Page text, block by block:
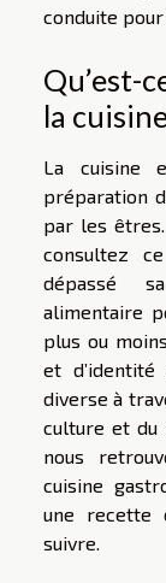
conduite
Qu’est-
la
La cuisine
préparation
par les
consultez ce
dépassé
alimentaire
plus ou
et
diverse à
culture et du
nous
cuisine
une recette
suivre.